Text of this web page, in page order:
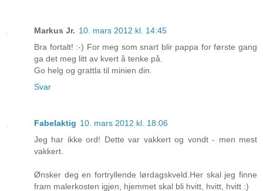
Markus Jr. 10. mars 2012 kl. 14:45
Bra fortalt! :-) For meg som snart blir pappa for første gang
ga det meg litt av kvert å tenke på.
Go helg og grattla til minien din.
Svar
Fabelaktig 10. mars 2012 kl. 18:06
Jeg har ikke ord! Dette var vakkert og vondt - men mest
vakkert.
Ønsker deg en fortryllende lørdagskveld.Her skal jeg finne
fram malerkosten igjen, hjemmet skal bli hvitt, hvitt, hvitt :)